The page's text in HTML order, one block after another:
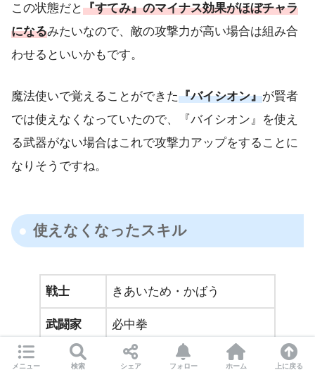
この状態だと『すてみ』のマイナス効果がほぼチャラ
になるみたいなので、敵の攻撃力が高い場合は組み合
わせるといいかもです。
魔法使いで覚えることができた『バイシオン』が賢者
では使えなくなっていたので、『バイシオン』を使え
る武器がない場合はこれで攻撃力アップをすることに
なりそうですね。
使えなくなったスキル
戦士 きあいため・かばう
武闘家 必中拳
上記のスキルはバトルマスターでは使うことができな
メニュー 検索 シェア フォロー ホーム 上に戻る